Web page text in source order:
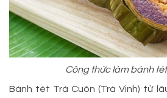
Công thức làm bánh
Bánh tét Trà Cuôn (Trà Vinh) từ